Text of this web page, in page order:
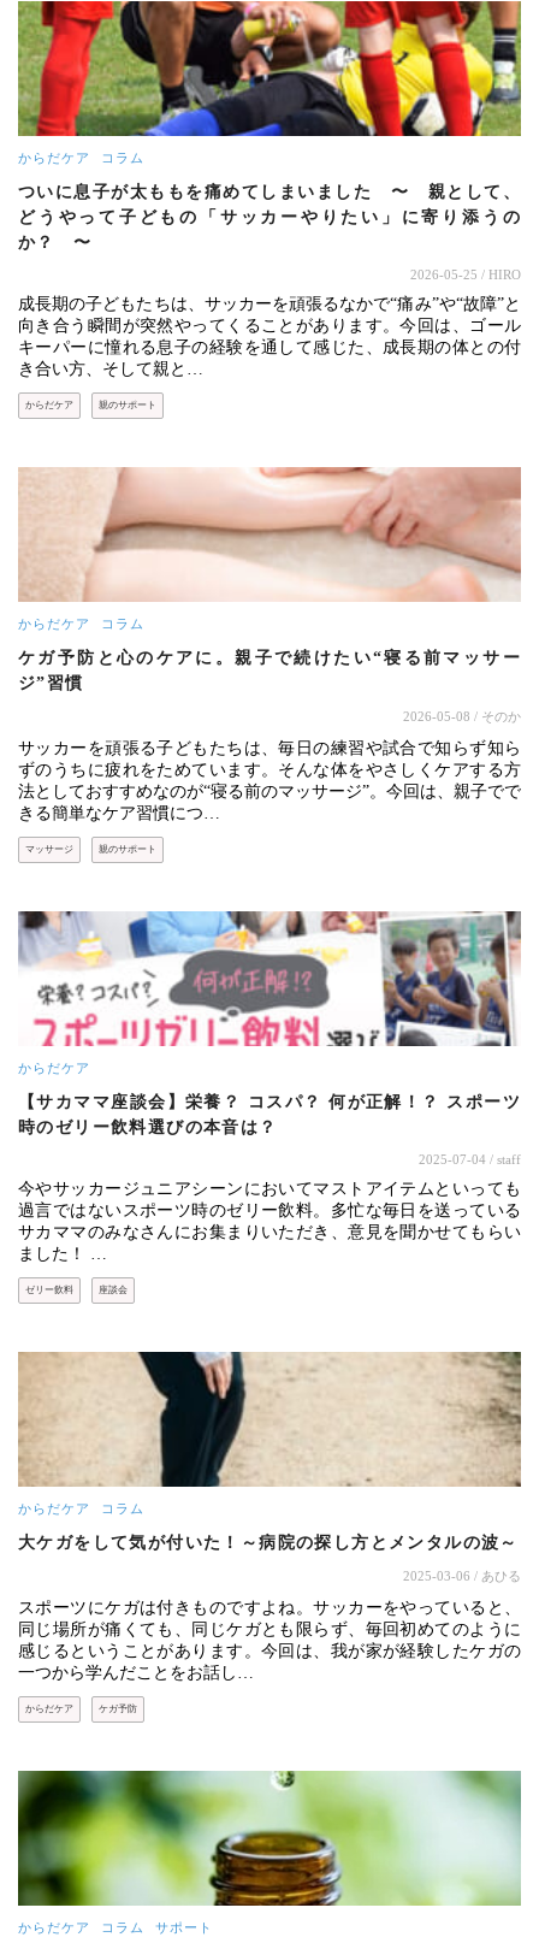
からだケア コラム
ついに息子が太ももを痛めてしまいました 〜 親として、
どうやって子どもの「サッカーやりたい」に寄り添うの
か？ 〜
2026-05-25 / HIRO
成長期の子どもたちは、サッカーを頑張るなかで“痛み”や“故障”と
向き合う瞬間が突然やってくることがあります。今回は、ゴール
キーパーに憧れる息子の経験を通して感じた、成長期の体との付
き合い方、そして親と…
からだケア 親のサポート
からだケア コラム
ケガ予防と心のケアに。親子で続けたい“寝る前マッサー
ジ”習慣
2026-05-08 / そのか
サッカーを頑張る子どもたちは、毎日の練習や試合で知らず知ら
ずのうちに疲れをためています。そんな体をやさしくケアする方
法としておすすめなのが“寝る前のマッサージ”。今回は、親子でで
きる簡単なケア習慣につ…
マッサージ 親のサポート
からだケア
【サカママ座談会】栄養？ コスパ？ 何が正解！？ スポーツ
時のゼリー飲料選びの本音は？
2025-07-04 / staff
今やサッカージュニアシーンにおいてマストアイテムといっても
過言ではないスポーツ時のゼリー飲料。多忙な毎日を送っている
サカママのみなさんにお集まりいただき、意見を聞かせてもらい
ました！ …
ゼリー飲料 座談会
からだケア コラム
大ケガをして気が付いた！～病院の探し方とメンタルの波～
2025-03-06 / あひる
スポーツにケガは付きものですよね。サッカーをやっていると、
同じ場所が痛くても、同じケガとも限らず、毎回初めてのように
感じるということがあります。今回は、我が家が経験したケガの
一つから学んだことをお話し…
からだケア ケガ予防
からだケア コラム サポート